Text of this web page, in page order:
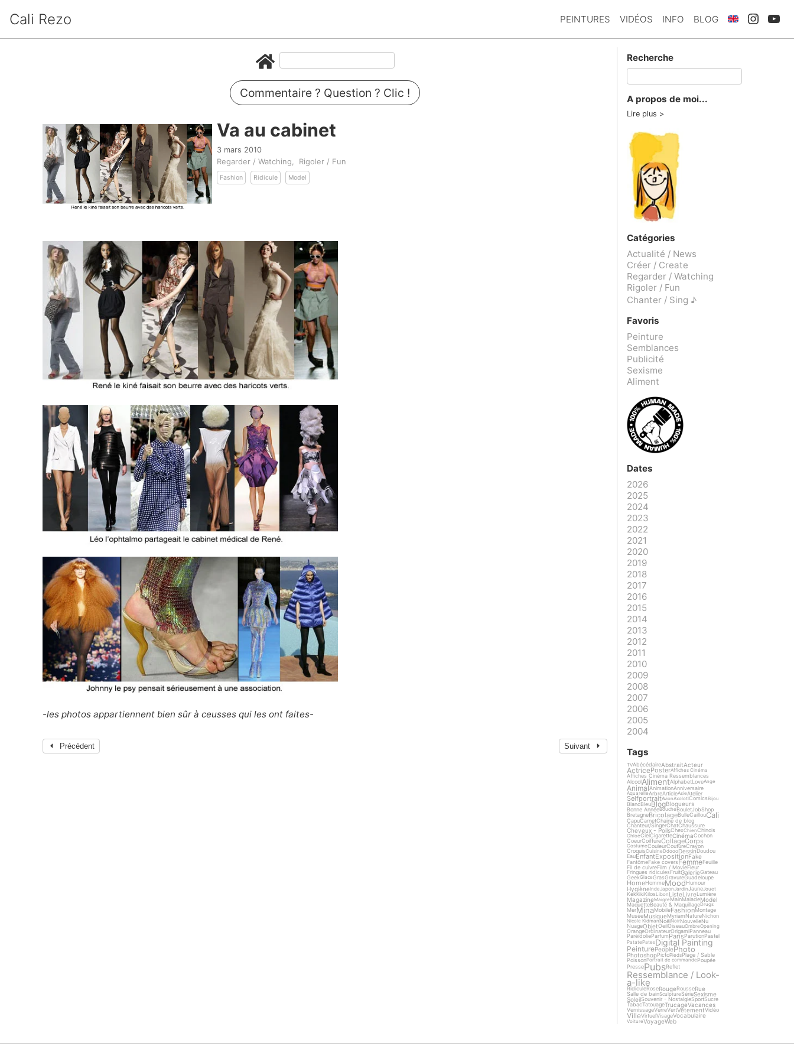
Cali Rezo PEINTURES VIDÉOS INFO BLOG
Commentaire ? Question ? Clic !
Va au cabinet
3 mars 2010
Regarder / Watching Rigoler / Fun
Fashion Ridicule Model
-les photos appartiennent bien sûr à ceusses qui les ont faites-
Précédent Suivant
Recherche
A propos de moi...
Lire plus
Catégories
Actualité / News
Créer / Create
Regarder / Watching
Rigoler / Fun
Chanter / Sing ♪
Favoris
Peinture
Semblances
Publicité
Sexisme
Aliment
Dates
2026
2025
2024
2023
2022
2021
2020
2019
2018
2017
2016
2015
2014
2013
2012
2011
2010
2009
2008
2007
2006
2005
2004
Tags
TVAbécédaireAbstraitActeur
ActricePosterAffiches Cinéma
Affiches Cinéma Ressemblances
AlcoolAlimentAlphabetLoveAnge
AnimalAnimationAnniversaire
AquarelleArbreArticleAsieAtelier
SelfportraitAvionAxolotlComicsBijou
BlancBleuBlogBlogueurs
Bonne AnnéeBoucheBouletJobShop
BretagneBricolageBulleCaillouCali
CapuCarnetChaine de blog
Chanteur/SingerChatChaussure
Cheveux - PoilsChexChienChinois
ChloéCielCigaretteCinémaCochon
CoeurCoiffureCollageCorps
CostumeCouleurCoutureCrayon
CroquisCuisineDdoooDessinDoudou
EauEnfantExpositionFake
FantômeFake coversFemmeFeuille
Fil de cuivreFilm / MovieFleur
Fringues ridiculesFruitGalerieGateau
GeekGlaceGrasGravureGuadeloupe
HomeHommeMoodHumour
HygièneInde Japon JardinJaune Jouet
KekKikiKilosLibon ListeLivreLumière
MagazineMaigre MainMaladeModel
MaquetteBeauté & MaquillageDrugs
MerMinaMobileFashionMontage
MuséeMusiqueMyriamNatureNichon
Nicole KidmanNoëlNoirNouvelleNu
NuageObjetOeilOiseauOmbreOpening
OrangeOrdinateurOrigamiPanneau
ParéidolieParfumParisParutionPastel
PatatePatesDigital Painting
PeinturePeoplePhoto
PhotoshopPictoPiedsPlage / Sable
PoissonPortrait de commande Poupée
PressePubsReflet
Ressemblance / Look-
a-like
RidiculeRoseRougeRousseRue
Salle de bainSculptureSérieSexisme
SoleilSouvenir - NostalgieSportSucre
TabacTatouageTrucageVacances
VernissageVerreVertVêtementVidéo
VilleVirtuelVisageVocabulaire
VoitureVoyageWeb